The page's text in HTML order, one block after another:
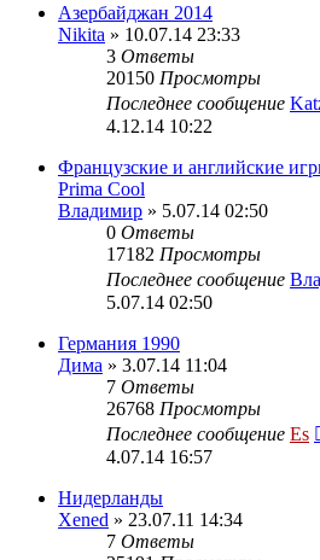
Азербайджан 2014
Nikita » 10.07.14 23:33
3 Ответы
20150 Просмотры
Последнее сообщение
4.12.14 10:22
Французские и английские
Prima Cool
Владимир » 5.07.14 02:50
0 Ответы
17182 Просмотры
Последнее сообщение
5.07.14 02:50
Германия 1990
Дима » 3.07.14 11:04
7 Ответы
26768 Просмотры
Последнее сообщение Es
4.07.14 16:57
Нидерланды
Xened » 23.07.11 14:34
7 Ответы